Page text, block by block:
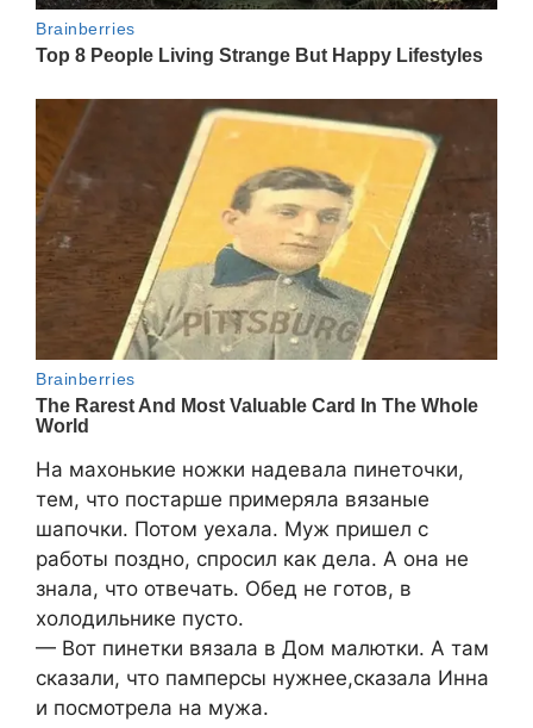
На махонькие ножки надевала пинеточки,
тем, что постарше примеряла вязаные
шапочки. Потом уехала. Муж пришел с
работы поздно, спросил как дела. А она не
знала, что отвечать. Обед не готов, в
холодильнике пусто.
— Вот пинетки вязала в Дом малютки. А там
сказали, что памперсы нужнее,сказала Инна
и посмотрела на мужа.